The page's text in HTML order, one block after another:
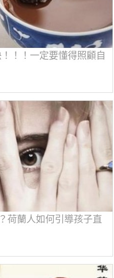
！！一定要懂得照顧自
荷蘭人如何引導孩子直